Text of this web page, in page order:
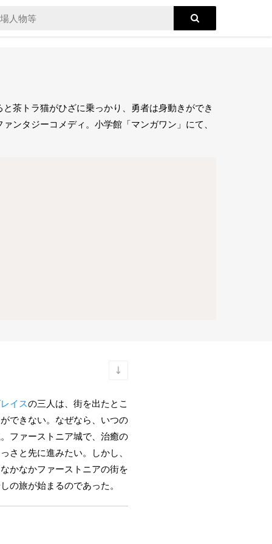
茶トラ猫がひざに乗っかり、勇者は身動きができ
ンタジーコメディ。小学館「マンガワン」にて、
イスの三人は、街を出たとこ
できない。なぜなら、いつの
ファーストニア城で、治癒の
さと先に進みたい。しかし、
かなかファーストニアの街を
の旅が始まるのであった。